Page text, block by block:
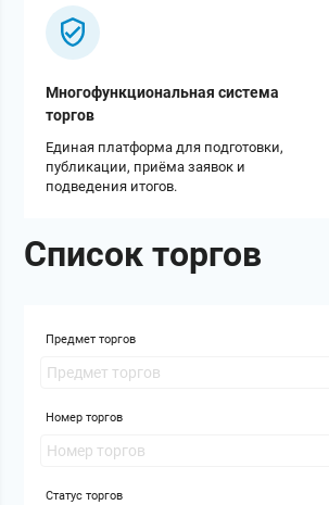
Многофункциональная система
торгов
Единая платформа для подготовки,
публикации, приёма заявок и
подведения итогов.
Список торгов
Предмет торгов
Номер торгов
Статус торгов